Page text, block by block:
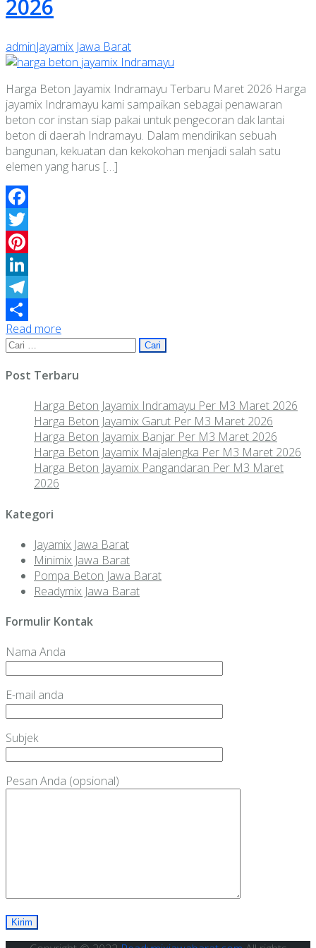
2026
adminJayamix Jawa Barat
Harga Beton Jayamix Indramayu Terbaru Maret 2026 Harga
jayamix Indramayu kami sampaikan sebagai penawaran
beton cor instan siap pakai untuk pengecoran dak lantai
beton di daerah Indramayu. Dalam mendirikan sebuah
bangunan, kekuatan dan kekokohan menjadi salah satu
elemen yang harus […]
Facebook
Twitter
Pinterest
LinkedIn
Telegram
Share
Read more
Cari
Post Terbaru
Harga Beton Jayamix Indramayu Per M3 Maret 2026
Harga Beton Jayamix Garut Per M3 Maret 2026
Harga Beton Jayamix Banjar Per M3 Maret 2026
Harga Beton Jayamix Majalengka Per M3 Maret 2026
Harga Beton Jayamix Pangandaran Per M3 Maret
2026
Kategori
Jayamix Jawa Barat
Minimix Jawa Barat
Pompa Beton Jawa Barat
Readymix Jawa Barat
Formulir Kontak
Nama Anda
E-mail anda
Subjek
Pesan Anda (opsional)